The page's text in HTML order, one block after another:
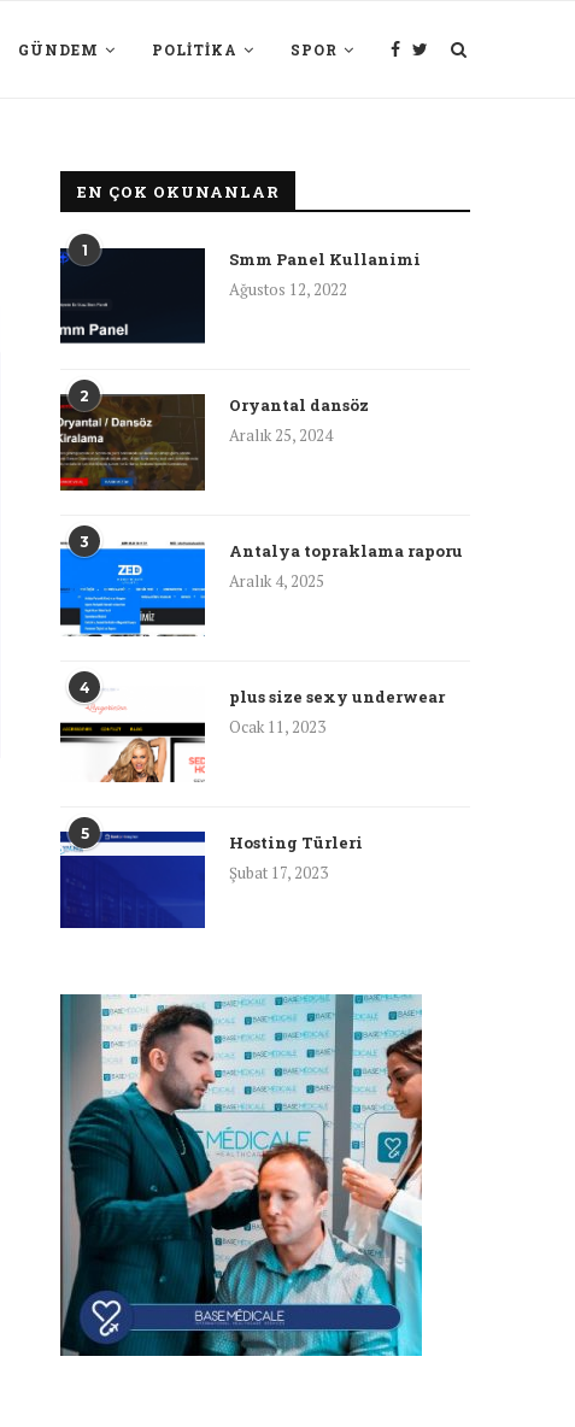
GÜNDEM POLITIKA SPOR
EN ÇOK OKUNANLAR
1
Smm Panel Kullanimi
Ağustos 12, 2022
2
Oryantal dansöz
Aralık 25, 2024
3
Antalya topraklama raporu
Aralık 4, 2025
4
plus size sexy underwear
Ocak 11, 2023
5
Hosting Türleri
Şubat 17, 2023